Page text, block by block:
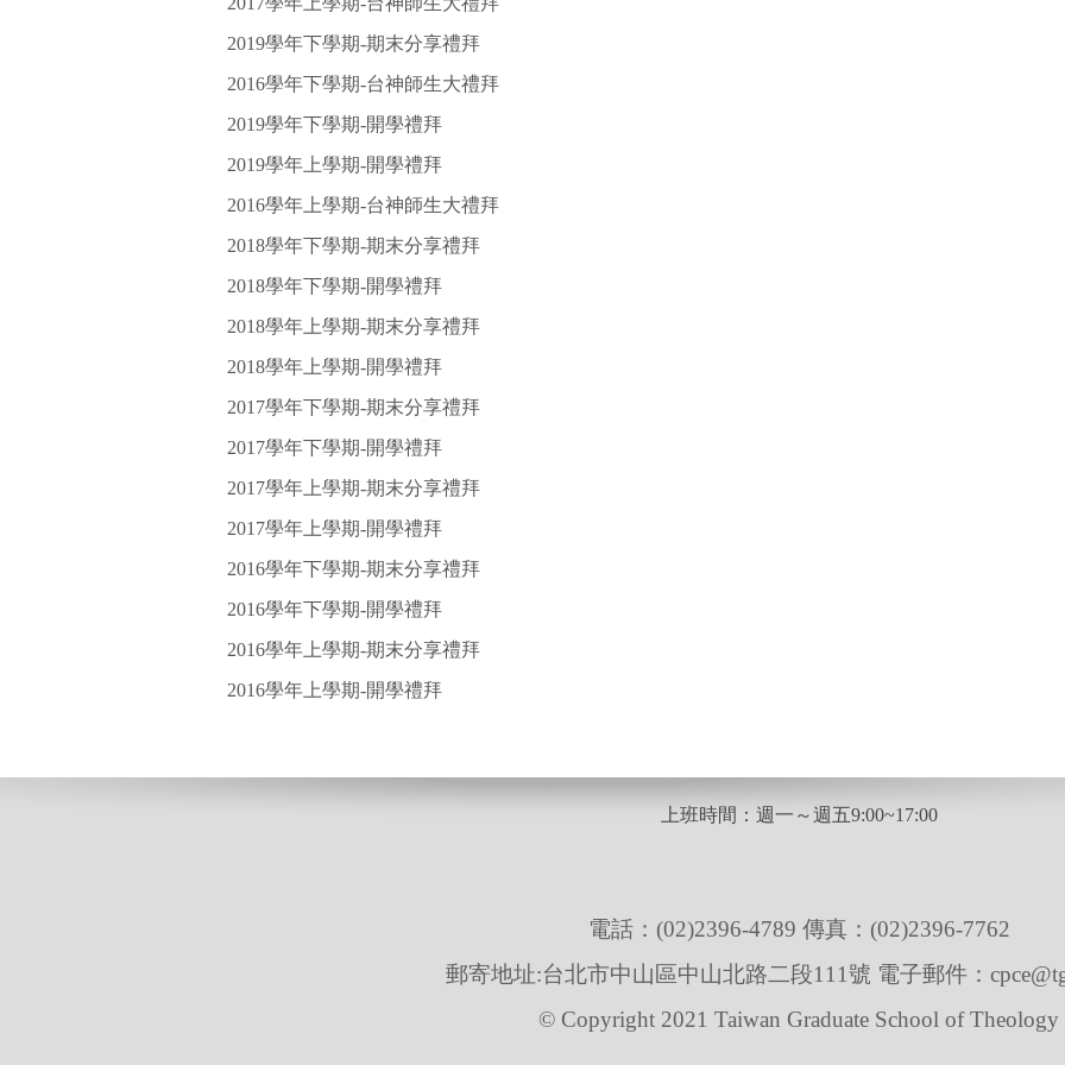
2019學年下學期-期末分享禮拜
2016學年下學期-台神師生大禮拜
2019學年下學期-開學禮拜
2019學年上學期-開學禮拜
2016學年上學期-台神師生大禮拜
2018學年下學期-期末分享禮拜
2018學年下學期-開學禮拜
2018學年上學期-期末分享禮拜
2018學年上學期-開學禮拜
2017學年下學期-期末分享禮拜
2017學年下學期-開學禮拜
2017學年上學期-期末分享禮拜
2017學年上學期-開學禮拜
2016學年下學期-期末分享禮拜
2016學年下學期-開學禮拜
2016學年上學期-期末分享禮拜
2016學年上學期-開學禮拜
上班時間：週一～週五9:00~17:00
電話：(02)2396-4789 傳真：(02)2396-7762
郵寄地址:台北市中山區中山北路二段111號 電子郵件：
© Copyright 2021 Taiwan Graduate School of Theology